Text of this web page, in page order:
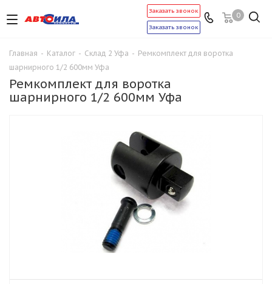
0
Заказать звонок
Заказать звонок
Главная - Каталог - Склад 2 Уфа - Ремкомплект для воротка
шарнирного 1/2 600мм Уфа
Ремкомплект для воротка
шарнирного 1/2 600мм Уфа